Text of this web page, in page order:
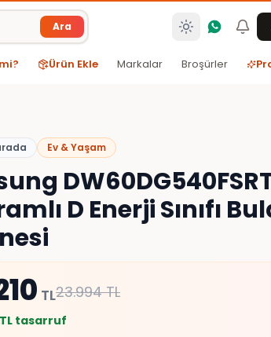
Ara
Ürün Ekle Markalar Broşürler
Ev & Yaşam
D Enerji Sınıfı
TL23.994TL
TL tasarruf